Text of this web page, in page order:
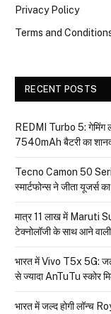
Privacy Policy
Terms and
RECENT POSTS
REDMI Turbo 5: गेमिंग
7540mAh बैटरी का
Tecno Camon 50
स्मार्टफोन्स ने जीता यूजर्स
मात्र ₹11 लाख में Maruti
टेक्नोलॉजी के साथ आने
भारत में Vivo T5x 5G:
से ज्यादा AnTuTu स्कोर
भारत में जल्द होगी